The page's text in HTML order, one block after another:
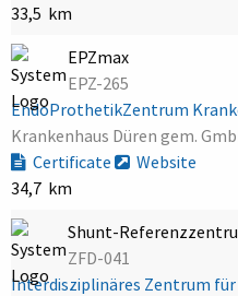
33,5 km
EPZmax
EPZ-265
EndoProthetikZentrum
Krankenhaus Düren gem.
Certificate
Website
34,7 km
Shunt-
ZFD-041
Interdisziplinäres Zentrum für